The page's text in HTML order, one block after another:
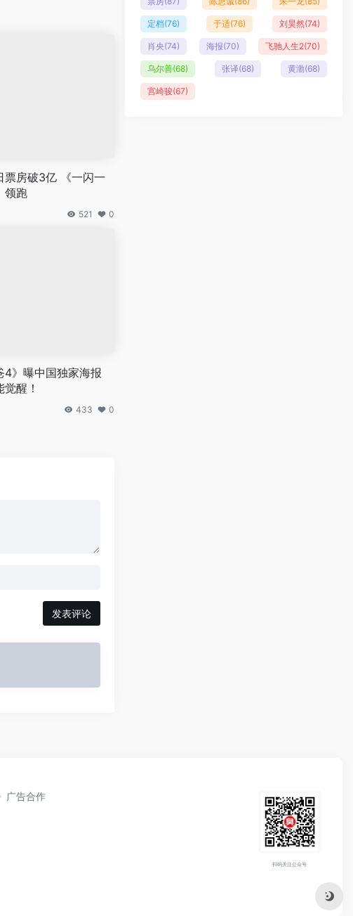
票房破3亿 《一闪一
领跑
521 0
4》曝中国独家海报
醒！
433 0
发表评论
定档(76) 于适(76) 刘昊然(74)
肖央(74) 海报(70) 飞驰人生2(70)
乌尔善(68) 张译(68) 黄渤(68)
宫崎骏(67)
广告合作
扫码关注公众号